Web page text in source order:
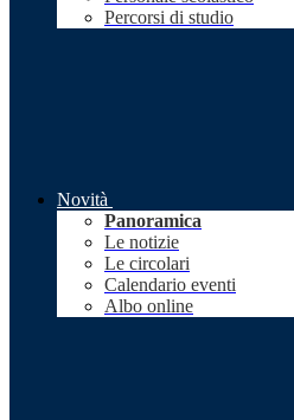
Percorsi di studio
Novità
Panoramica
Le notizie
Le circolari
Calendario eventi
Albo online